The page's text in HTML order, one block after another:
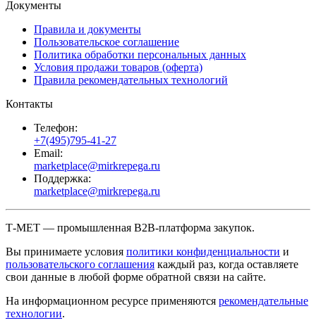
Документы
Правила и документы
Пользовательское соглашение
Политика обработки персональных данных
Условия продажи товаров (оферта)
Правила рекомендательных технологий
Контакты
Телефон:
+7(495)795-41-27
Email:
marketplace@mirkrepega.ru
Поддержка:
marketplace@mirkrepega.ru
Т-МЕТ — промышленная B2B-платформа закупок.
Вы принимаете условия политики конфиденциальности и
пользовательского соглашения каждый раз, когда оставляете
свои данные в любой форме обратной связи на сайте.
На информационном ресурсе применяются рекомендательные
технологии.